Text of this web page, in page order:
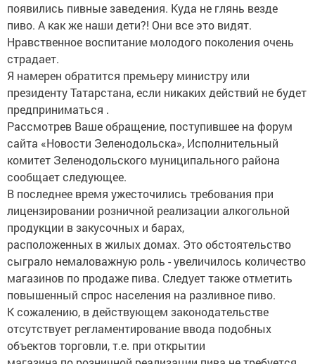
появились пивные заведения. Куда не глянь везде
пиво. А как же наши дети?! Они все это видят.
Нравственное воспитание молодого поколения очень
страдает.
Я намерен обратится премьеру министру или
президенту Татарстана, если никаких действий не будет
предприниматься .
Рассмотрев Ваше обращение, поступившее на форум
сайта «Новости Зеленодольска», Исполнительный
комитет Зеленодольского муниципального района
сообщает следующее.
В последнее время ужесточились требования при
лицензировании розничной реализации алкогольной
продукции в закусочных и барах,
расположенных в жилых домах. Это обстоятельство
сыграло немаловажную роль - увеличилось количество
магазинов по продаже пива. Следует также отметить
повышенный спрос населения на разливное пиво.
К сожалению, в действующем законодательстве
отсутствует регламентирование ввода подобных
объектов торговли, т.е. при открытии